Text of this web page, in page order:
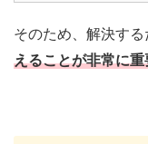
そのため、解決する
えることが非常に